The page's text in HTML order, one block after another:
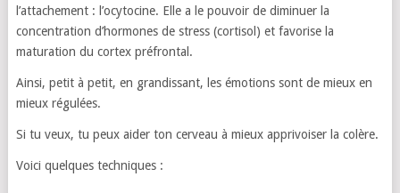
l’attachement : l’ocytocine. Elle a le pouvoir de diminuer la
concentration d’hormones de stress (cortisol) et favorise la
maturation du cortex préfrontal.
Ainsi, petit à petit, en grandissant, les émotions sont de mieux en
mieux régulées.
Si tu veux, tu peux aider ton cerveau à mieux apprivoiser la colère.
Voici quelques techniques :